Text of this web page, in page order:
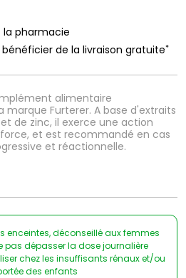
alimentaire
marque Furterer. A base d'extraits
de zinc, il exerce une action
et est recommandé en cas
et réactionnelle.
la pharmacie
de la livraison gratuite*
enceintes, déconseillé aux femmes
pas dépasser la dose journalière
chez les insuffisants rénaux et/ou
des enfants